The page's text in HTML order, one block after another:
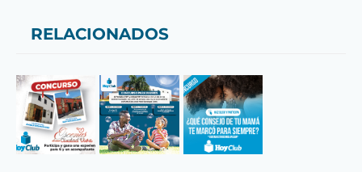
RELACIONADOS